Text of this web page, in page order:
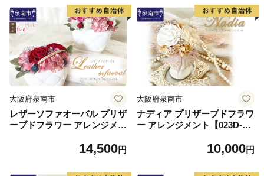
大阪府泉南市
レザーソファオーバル プリザ
ーブドフラワー アレンジメン
14,500円
大阪府泉南市
ナディア プリザーブドフラワ
ー アレンジメント【023D-01
10,000円